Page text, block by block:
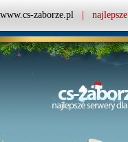
www.cs-zaborze.pl | najlepsze